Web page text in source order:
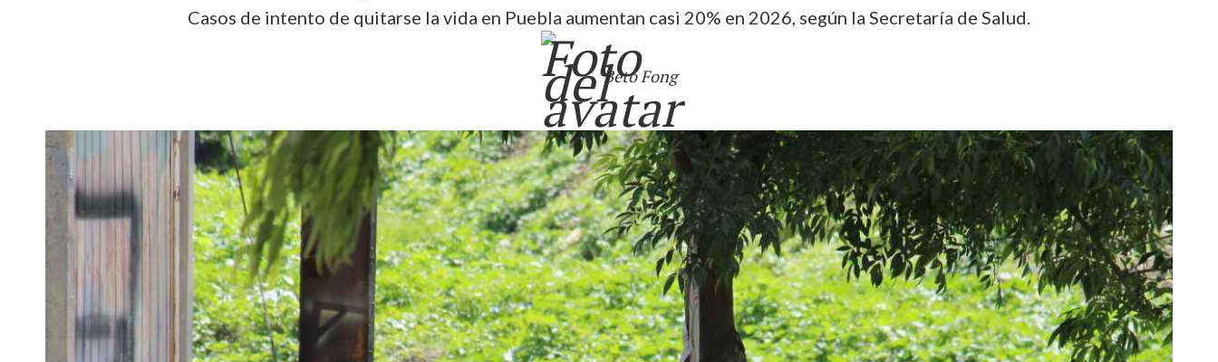
Casos de intento de quitarse la vida en Puebla aumentan casi 20% en 2026, según la Secretaría de Salud.
Beto Fong